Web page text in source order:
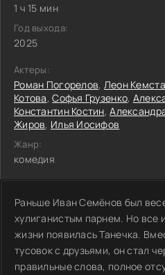
1 ч 15 мин
Год выхода:
2025
Актеры:
Роман Погорелов, Леон
Котова,Софья Грузенко,
Константин Костин,
Жиров, Илья Иосифов
Жанр:
комедия
Раньше Иван Семёнов был
хулиганистым парнем. Но все
жизни появилась Танечка.
тусовок с друзьями, он стал
правильные слова, полное